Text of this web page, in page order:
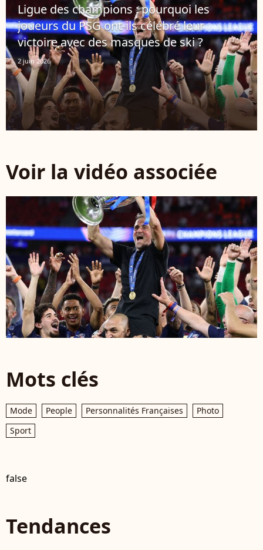
Ligue des champions : pourquoi les
joueurs du PSG ont-ils célébré leur
victoire avec des masques de ski ?
2 juin 2026
Voir la vidéo associée
Mots clés
Mode People Personnalités Françaises
Photo
Sport
false
Tendances